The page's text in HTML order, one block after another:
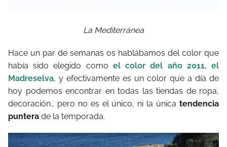
La Mediterránea
Hace un par de semanas os hablábamos del color que
había sido elegido como el color del año 2011, el
Madreselva, y efectivamente es un color que a día de
hoy podemos encontrar en todas las tiendas de ropa,
decoración… pero no es el único, ni la única tendencia
puntera de la temporada.